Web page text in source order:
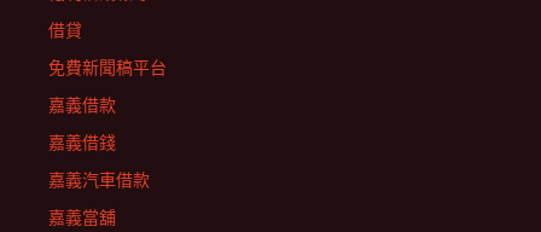
借貸
免費新聞稿平台
嘉義借款
嘉義借錢
嘉義汽車借款
嘉義當舖